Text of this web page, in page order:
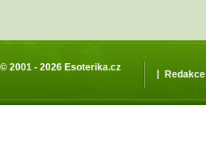
© 2001 - 2026 Esoterika.cz
| Redakce